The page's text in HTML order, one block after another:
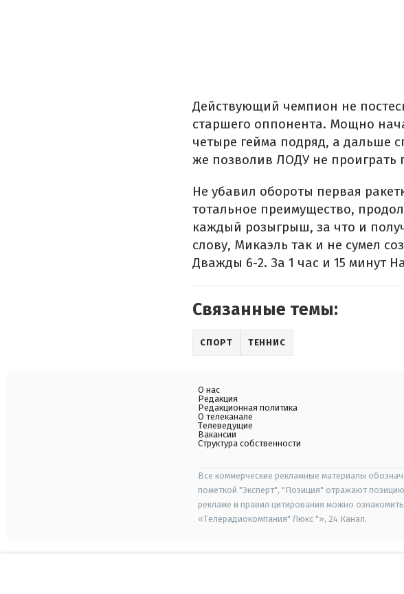
Действующий чемпион не
старшего оппонента. Мощно
четыре гейма подряд, а дальше
же позволив ЛОДУ не проиграть
Не убавил обороты первая
тотальное преимущество,
каждый розыгрыш, за что и
слову, Микаэль так и не сумел
Дважды 6-2. За 1 час и 15 минут
Связанные темы:
СПОРТ ТЕННИС
О нас
Редакция
Редакционная политика
О телеканале
Телеведущие
Вакансии
Структура собственности
Все коммерческие рекламные материалы
пометкой "Эксперт", "Позиция" отражают
рекламе и правил цитирования можно
«Телерадиокомпания" Люкс "», 24 Канал.